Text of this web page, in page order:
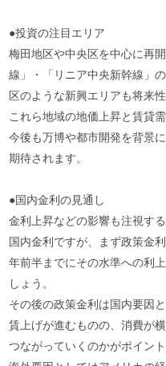
●投資の注目エリア
梅田地区や中央区を中心に再
線」・「リニア中央新幹線」
区のような新興エリアも将来
これら地域の地価上昇と賃貸
今後も万博や都市開発を背景
期待されます。
●国内金利の見通し
金利上昇などの影響も注視する
国内金利ですが、まず政策金
年前半までにその水準への利
しょう。
その後の政策金利は国内要因
賃上げが進むものの、消費が
つながっていくのかがポイント